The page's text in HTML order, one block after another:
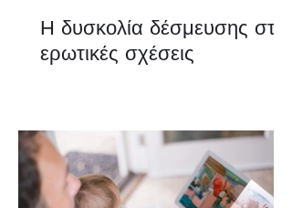
Η δυσκολία δέσμευσης στις
ερωτικές σχέσεις